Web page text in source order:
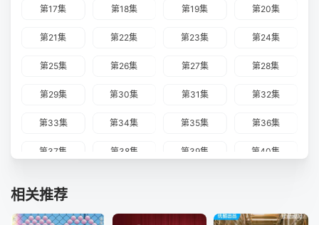
第17集 第18集 第19集 第20集
第21集 第22集 第23集 第24集
第25集 第26集 第27集 第28集
第29集 第30集 第31集 第32集
第33集 第34集 第35集 第36集
第37集 第38集 第39集 第40集
相关推荐